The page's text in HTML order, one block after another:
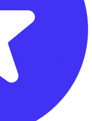
HPC SLX
(2026)